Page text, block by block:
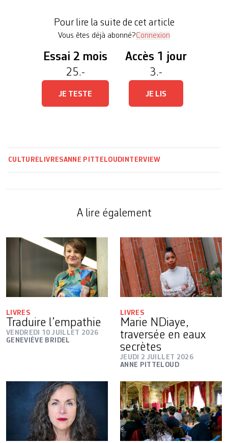
métier, celle qui se dit […]
Pour lire la suite de cet article
Vous êtes déjà abonné?Connexion
Essai 2 mois
25.-
JE TESTE
Accès 1 jour
3.-
JE LIS
CULTURE LIVRESANNE PITTELOUD INTERVIEW
A lire également
LIVRES
Traduire l’empathie
VENDREDI 10 JUILLET 2026
GENEVIÈVE BRIDEL
LIVRES
Marie NDiaye,
traversée en eaux
secrètes
JEUDI 2 JUILLET 2026
ANNE PITTELOUD